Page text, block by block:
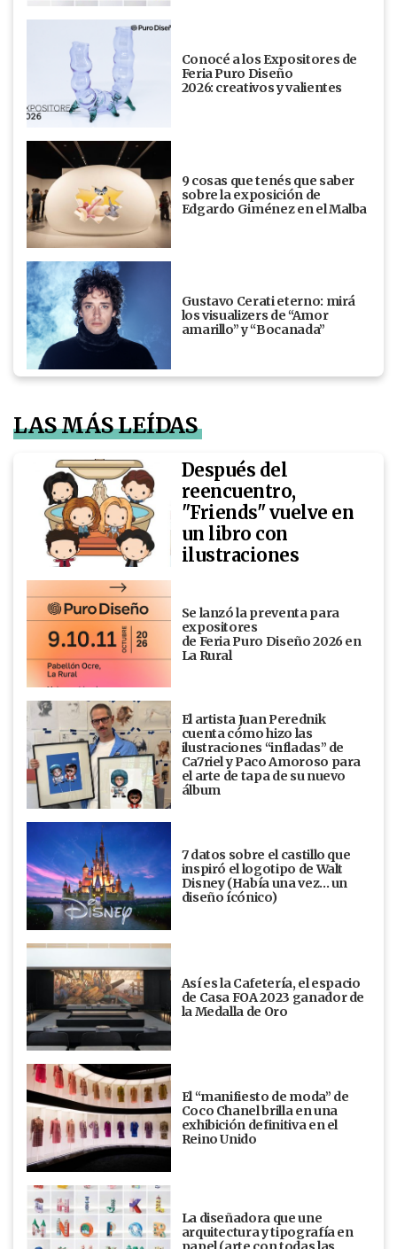
Conocé a los Expositores de
Feria Puro Diseño
2026: creativos y valientes
9 cosas que tenés que saber
sobre la exposición de
Edgardo Giménez en el Malba
Gustavo Cerati eterno: mirá
los visualizers de “Amor
amarillo” y “Bocanada”
LAS MÁS LEÍDAS
Después del
reencuentro,
"Friends" vuelve en
un libro con
ilustraciones
Se lanzó la preventa para
expositores
de Feria Puro Diseño 2026 en
La Rural
El artista Juan Perednik
cuenta cómo hizo las
ilustraciones “infladas” de
Ca7riel y Paco Amoroso para
el arte de tapa de su nuevo
álbum
7 datos sobre el castillo que
inspiró el logotipo de Walt
Disney (Había una vez... un
diseño ícónico)
Así es la Cafetería, el espacio
de Casa FOA 2023 ganador de
la Medalla de Oro
El “manifiesto de moda” de
Coco Chanel brilla en una
exhibición definitiva en el
Reino Unido
La diseñadora que une
arquitectura y tipografía en